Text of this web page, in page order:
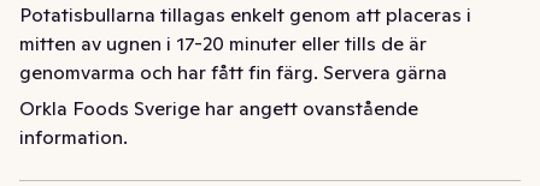
Potatisbullarna tillagas enkelt genom att placeras i
mitten av ugnen i 17-20 minuter eller tills de är
genomvarma och har fått fin färg. Servera gärna
tillsammans med Felix rårörda lingon så kommer du
garanterat inte att bli besviken! För att läsa mer om Felix
Orkla Foods Sverige har angett ovanstående
information.